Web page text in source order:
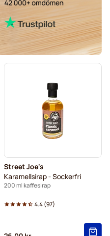
Street Joe's
Karamellsirap - Sockerfri
200 ml kaffesirap
4.4(97)